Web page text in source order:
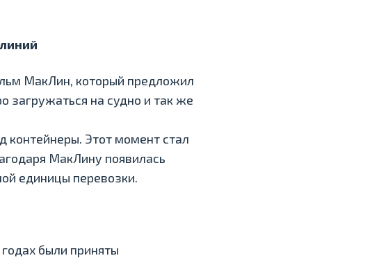
МакЛин, который предложил
загружаться на судно и так же
контейнеры. Этот момент стал
МакЛину появилась
единицы перевозки.
были приняты